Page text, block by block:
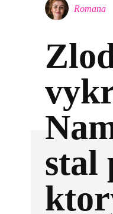
Romana
stal